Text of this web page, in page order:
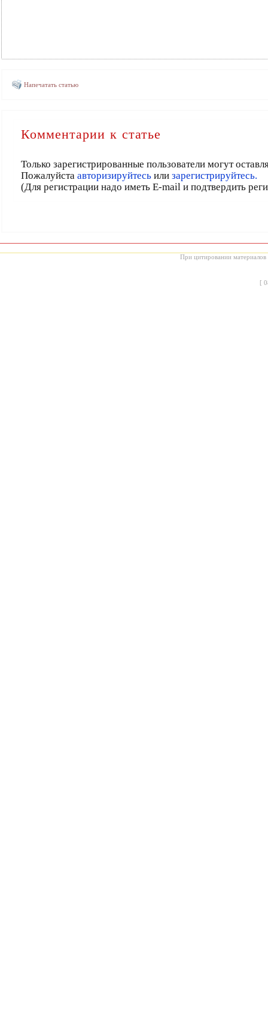
Напечатать статью
Комментарии к статье
Только зарегистрированные пользователи могут
Пожалуйста авторизируйтесьили зарегистрируйтесь.
(Для регистрации надо иметь E-mail и подтвердить
При цитировании материалов
[